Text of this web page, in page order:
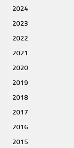
2024
2023
2022
2021
2020
2019
2018
2017
2016
2015